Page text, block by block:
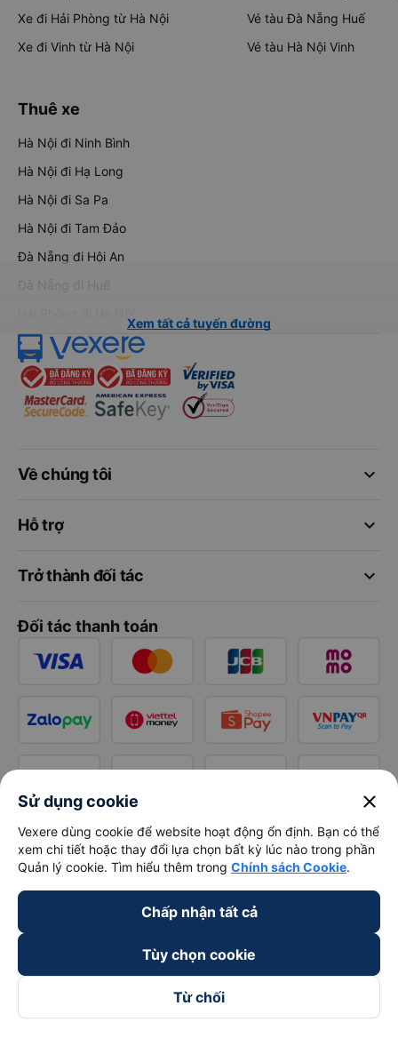
Xe đi Hải Phòng từ Hà Nội
Xe đi Vinh từ Hà Nội
Vé tàu Đà Nẵng Huế
Vé tàu Hà Nội Vinh
Thuê xe
Hà Nội đi Ninh Bình
Hà Nội đi Hạ Long
Hà Nội đi Sa Pa
Hà Nội đi Tam Đảo
Đà Nẵng đi Hội An
Đà Nẵng đi Huế
Xem tất cả tuyến đường
keyboard_arrow_down
Về chúng tôi
keyboard_arrow_down
Hỗ trợ
keyboard_arrow_down
Trở thành đối tác
Đối tác thanh toán
Sử dụng cookie close
Vexere dùng cookie để website hoạt động ổn định. Bạn có thể
xem chi tiết hoặc thay đổi lựa chọn bất kỳ lúc nào trong phần
Quản lý cookie. Tìm hiểu thêm trong Chính sách Cookie.
Chấp nhận tất cả
Tùy chọn cookie
Từ chối